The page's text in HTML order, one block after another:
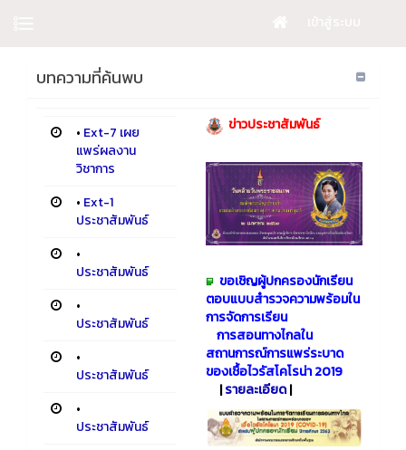
บทความที่ค้นพบ
• Ext-7 เผย
แพร่ผลงาน
วิชาการ
• Ext-1
ประชาสัมพันธ์
•
ประชาสัมพันธ์
•
ประชาสัมพันธ์
•
ประชาสัมพันธ์
•
ประชาสัมพันธ์
ข่าวประชาสัมพันธ์
ขอเชิญผู้ปกครองนักเรียน
ตอบแบบสำรวจความพร้อมใน
การจัดการเรียน
การสอนทางไกลใน
สถานการณ์การแพร่ระบาด
ของเชื้อไวรัสโคโรน่า 2019
|รายละเอียด|